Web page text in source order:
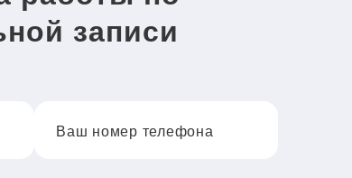
записи
Ваш номер телефона